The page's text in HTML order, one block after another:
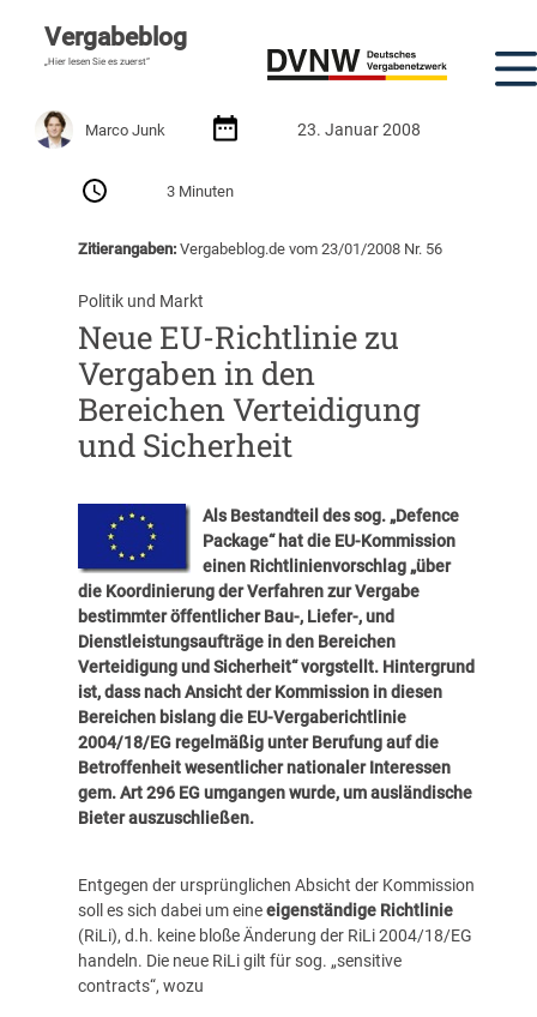
Vergabeblog
„Hier lesen Sie es zuerst“
Marco Junk 23. Januar 2008
3 Minuten
Zitierangaben:Vergabeblog.de vom 23/01/2008 Nr. 56
Politik und Markt
Neue EU-Richtlinie zu
Vergaben in den
Bereichen Verteidigung
und Sicherheit
Als Bestandteil des sog. „Defence
Package“ hat die EU-Kommission
einen Richtlinienvorschlag „über
die Koordinierung der Verfahren zur Vergabe
bestimmter öffentlicher Bau-, Liefer-, und
Dienstleistungsaufträge in den Bereichen
Verteidigung und Sicherheit“ vorgstellt. Hintergrund
ist, dass nach Ansicht der Kommission in diesen
Bereichen bislangdie EU-Vergaberichtlinie
2004/18/EG regelmäßig unter Berufung auf die
Betroffenheit wesentlicher nationaler Interessen
gem. Art 296 EG umgangen wurde, um ausländische
Bieter auszuschließen.
Entgegen der ursprünglichen Absicht der Kommission
soll es sich dabei um eineeigenständige Richtlinie
(RiLi), d.h. keine bloße Änderung der RiLi 2004/18/EG
handeln. Die neue RiLi gilt für sog. „sensitive
contracts“, wozu